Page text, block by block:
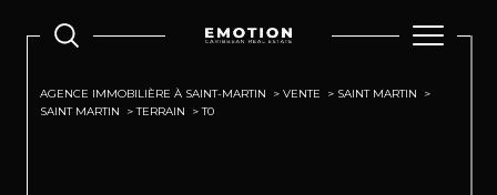
AGENCE IMMOBILIÈRE À SAINT-MARTIN VENTE
SAINT MARTIN
SAINT MARTIN
TERRAIN T0